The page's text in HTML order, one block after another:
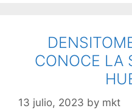
CONOCE LA
13 julio, 2023 by mkt